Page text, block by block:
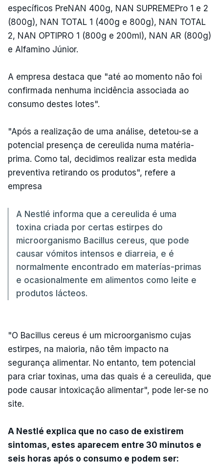
específicos PreNAN 400g, NAN SUPREMEPro 1 e 2
(800g), NAN TOTAL 1 (400g e 800g), NAN TOTAL
2, NAN OPTIPRO 1 (800g e 200ml), NAN AR (800g)
e Alfamino Júnior.
A empresa destaca que "até ao momento não foi
confirmada nenhuma incidência associada ao
consumo destes lotes".
"Após a realização de uma análise, detetou-se a
potencial presença de cereulida numa matéria-
prima. Como tal, decidimos realizar esta medida
preventiva retirando os produtos", refere a
empresa
A Nestlé informa que a cereulida é uma
toxina criada por certas estirpes do
microorganismo Bacillus cereus, que pode
causar vómitos intensos e diarreia, e é
normalmente encontrado em materías-primas
e ocasionalmente em alimentos como leite e
produtos lácteos.
"O Bacillus cereus é um microorganismo cujas
estirpes, na maioria, não têm impacto na
segurança alimentar. No entanto, tem potencial
para criar toxinas, uma das quais é a cereulida, que
pode causar intoxicação alimentar", pode ler-se no
site.
A Nestlé explica que no caso de existirem
sintomas, estes aparecem entre 30 minutos e
seis horas após o consumo e podem ser: